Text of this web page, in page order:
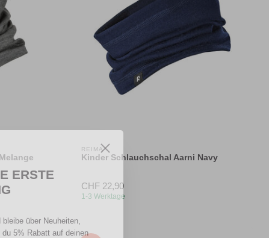
REIMA
Kinder Schlauchschal Aarni Navy
CHF 22,90
1-3 Werktage
ERSTE
über Neuheiten,
5% Rabatt auf deinen